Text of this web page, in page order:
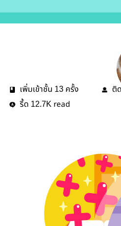
เพิ่มเข้าชั้น 13 ครั้ง ติ
รี้ด 12.7K read